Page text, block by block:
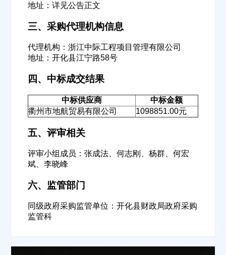
地址：详见公告正文
三、采购代理机构信息
代理机构：浙江中际工程项目管理有限公司
地址：开化县江宁路58号
四、中标成交结果
中标供应商
中标金额
衢州市地航贸易有限公司
1098851.00元
五、评审相关
评审小组成员：张成法、何志刚、杨群、何宏
斌、李晓峰
六、监管部门
同级政府采购监管单位：开化县财政局政府采购
监管科
欢迎入驻供应商